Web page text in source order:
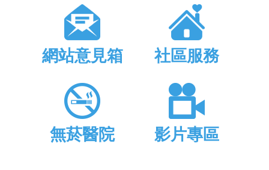
網站意見箱 社區服務
無菸醫院 影片專區